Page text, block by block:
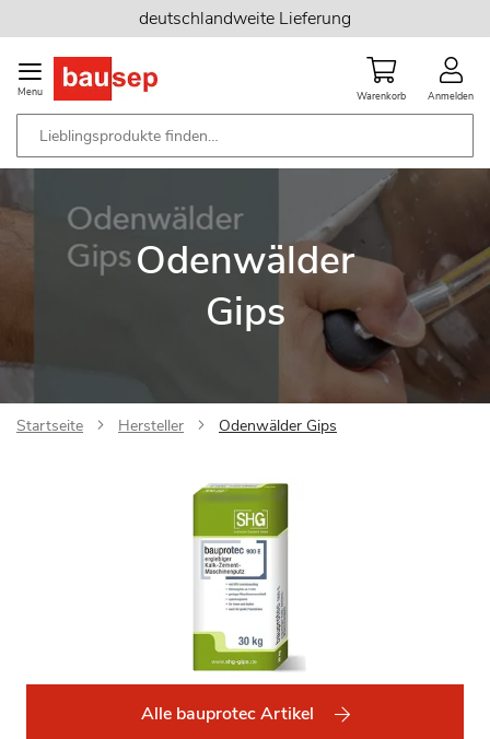
Inhalt
springen
deutschlandweite Lieferung
Menu Warenkorb Anmelden
Odenwälder
Gips
Startseite Hersteller Odenwälder Gips
Alle bauprotec Artikel